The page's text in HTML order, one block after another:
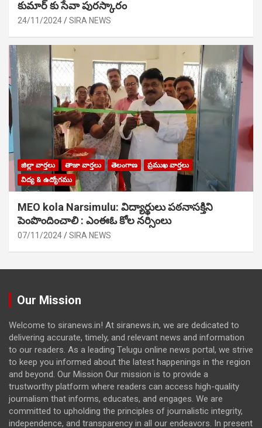
కుమార్ కు సేవా పురస్కారం
24/11/2024 SIRA NEWS
జిల్లా వార్తలు తాజా వార్తలు తెలంగాణ
ప్రముఖ వార్తలు
విద్య & ఉద్యోగము
MEO kola Narsimulu: విద్యార్థులు పఠ‌నాసక్తిని
పెంపొందించాలి : ఎంఈఓ కోల నర్సింలు
07/11/2024 SIRA NEWS
Our Mission
Welcome to siranews.in! At siranews.in, we are dedicated to
delivering accurate, timely, and relevant news and information
to our readers. As a leading Telugu online news portal, we strive
to keep you informed about the latest happenings in the region
and beyond. Our Mission Our mission is to provide a
trustworthy platform where readers can access high-quality
journalism that informs, educates, and engages. We are
committed to upholding the principles of journalistic integrity,
independence, and transparency in all our endeavors. In present